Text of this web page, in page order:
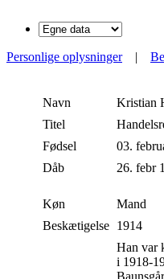
Personlige oplysninger|
Navn Kristian
Titel
Fødsel
03.
Dåb
26. febr
Køn
Mand
Beskætigelse 1914
Han var
i 1918-